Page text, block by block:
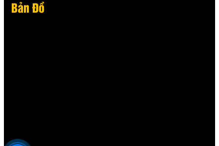
Bản Đồ